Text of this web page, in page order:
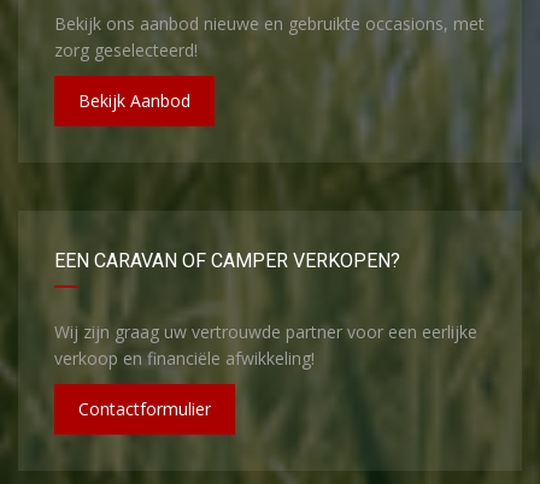
Bekijk ons aanbod nieuwe en gebruikte occasions, met
zorg geselecteerd!
Bekijk Aanbod
EEN CARAVAN OF CAMPER VERKOPEN?
Wij zijn graag uw vertrouwde partner voor een eerlijke
verkoop en financiële afwikkeling!
Contactformulier